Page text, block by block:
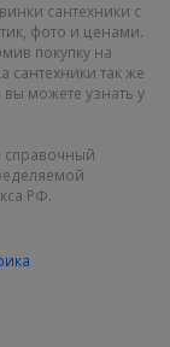
сантехники с
фото и ценами.
покупку на
сантехники так же
можете узнать у
справочный
РФ.